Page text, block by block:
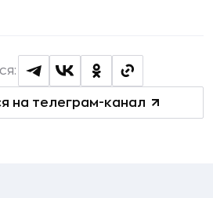
на телеграм-канал